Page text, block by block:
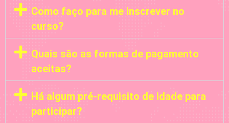
Como faço para me inscrever no
curso?
Quais são as formas de pagamento
aceitas?
Há algum pré-requisito de idade para
participar?